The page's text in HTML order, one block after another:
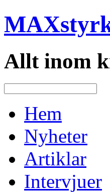
Allt inom
Hem
Nyheter
Artiklar
Intervjuer